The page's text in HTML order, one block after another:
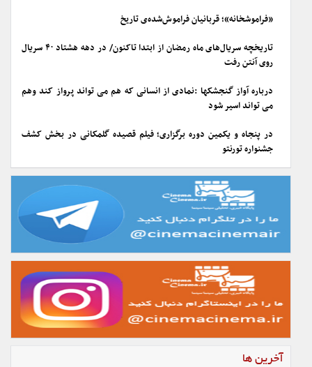
«فراموشخانه»؛ قربانیان فراموش‌شده‌ی تاریخ
تاریخچه سریال‌های ماه رمضان از ابتدا تاکنون/ در دهه هشتاد ۴۰ سریال
روی آنتن رفت
درباره آواز گنجشکها :نمادی از انسانی که هم می تواند پرواز کند وهم
می تواند اسیر شود
در پنجاه و یکمین دوره برگزاری؛ فیلم قصیده گلمکانی در بخش کشف
جشنواره تورنتو
آخرین ها